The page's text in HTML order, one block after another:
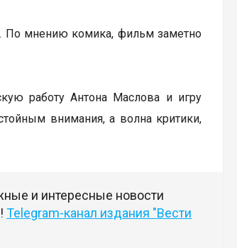
По мнению комика, фильм заметно
работу Антона Маслова и игру
внимания, а волна критики,
и интересные новости
Telegram-канал издания "Вести